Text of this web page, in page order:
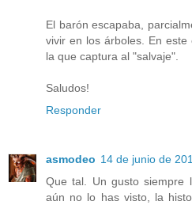
El barón escapaba,
vivir en los árboles. En
la que captura al "salvaje".
Saludos!
Responder
asmodeo 14 de junio de
Que tal. Un gusto siempre
aún no lo has visto, la